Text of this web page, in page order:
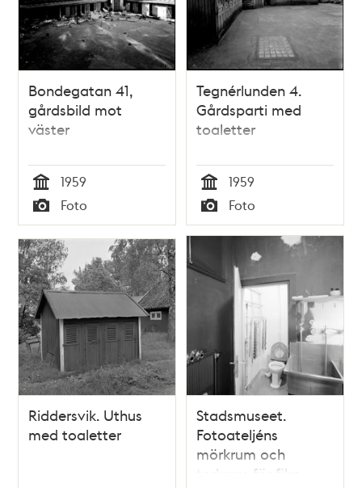
Bondegatan 41,
gårdsbild mot
väster
Tid
1959
Typ
Foto
Tegnérlunden 4.
Gårdsparti med
toaletter
Tid
1959
Typ
Foto
Riddersvik. Uthus
med toaletter
Stadsmuseet.
Fotoateljéns
mörkrum och
torkrum för film